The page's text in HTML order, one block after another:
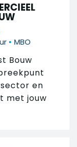
• MBO
Bouw
en
met jouw